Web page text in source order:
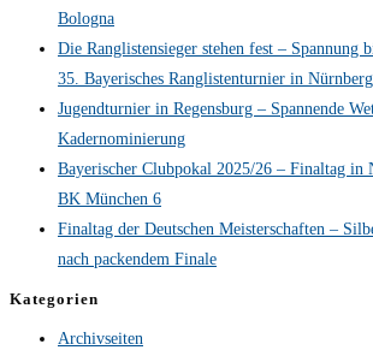
Bologna
Die Ranglistensieger stehen fest – Spannung
35. Bayerisches Ranglistenturnier in Nürnberg
Jugendturnier in Regensburg – Spannende
Kadernominierung
Bayerischer Clubpokal 2025/26 – Finaltag in
BK München 6
Finaltag der Deutschen Meisterschaften –
nach packendem Finale
Kategorien
Archivseiten